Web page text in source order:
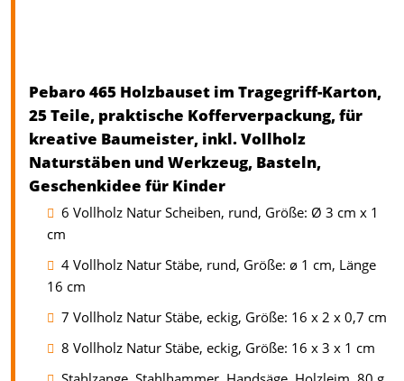
Pebaro 465 Holzbauset im Tragegriff-Karton,
25 Teile, praktische Kofferverpackung, für
kreative Baumeister, inkl. Vollholz
Naturstäben und Werkzeug, Basteln,
Geschenkidee für Kinder
6 Vollholz Natur Scheiben, rund, Größe: Ø 3 cm x 1
cm
4 Vollholz Natur Stäbe, rund, Größe: ø 1 cm, Länge
16 cm
7 Vollholz Natur Stäbe, eckig, Größe: 16 x 2 x 0,7 cm
8 Vollholz Natur Stäbe, eckig, Größe: 16 x 3 x 1 cm